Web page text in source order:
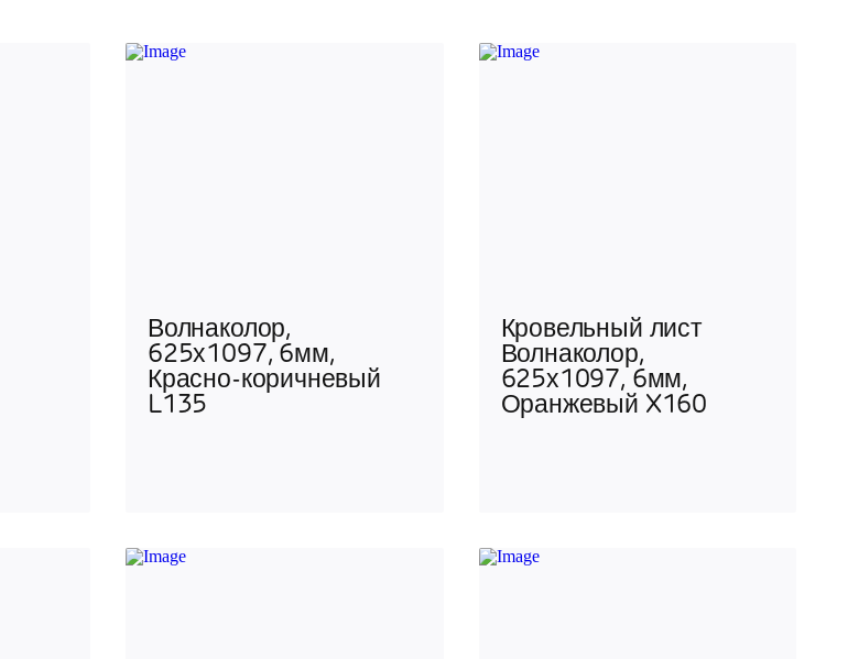
Волнаколор,
625х1097, 6мм,
Красно-коричневый
L135
Кровельный лист
Волнаколор,
625х1097, 6мм,
Оранжевый X160